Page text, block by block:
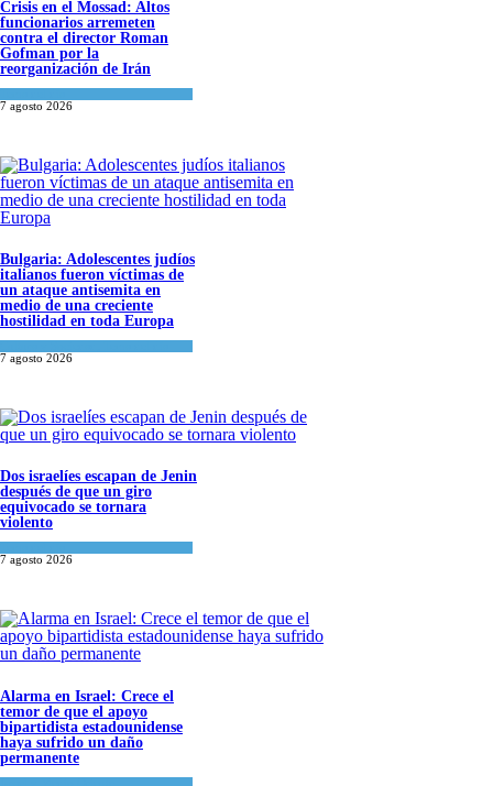
Crisis en el Mossad: Altos
funcionarios arremeten
contra el director Roman
Gofman por la
reorganización de Irán
7 agosto 2026
Bulgaria: Adolescentes judíos
italianos fueron víctimas de
un ataque antisemita en
medio de una creciente
hostilidad en toda Europa
7 agosto 2026
Dos israelíes escapan de Jenin
después de que un giro
equivocado se tornara
violento
7 agosto 2026
Alarma en Israel: Crece el
temor de que el apoyo
bipartidista estadounidense
haya sufrido un daño
permanente